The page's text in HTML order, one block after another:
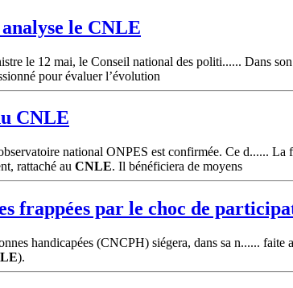
le CNLE
le 12 mai, le Conseil national des politi...... Dans
pour évaluer l’évolution
CNLE
national ONPES est confirmée. Ce d...... La
rattaché au CNLE. Il bénéficiera de moyens
frappées par le choc de
handicapées (CNCPH) siégera, dans sa n...... faite
).